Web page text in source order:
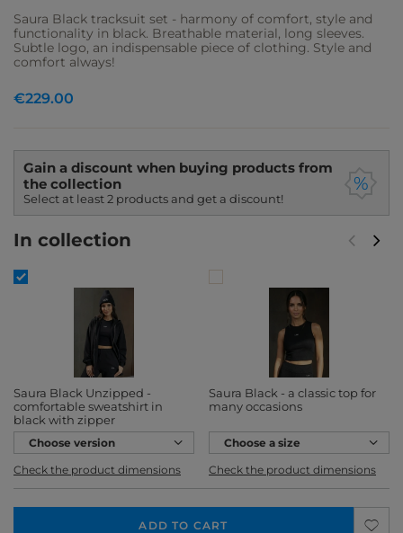
Saura Black tracksuit set - harmony of comfort, style and
functionality in black. Breathable material, long sleeves.
Subtle logo, an indispensable piece of clothing. Style and
comfort always!
Gain a discount when buying products from
the collection
Select at least 2 products and get a discount!
In collection
Saura Black Unzipped -
comfortable sweatshirt in
black with zipper
Choose version
Check the product dimensions
Saura Black - a classic top for
many occasions
Choose a size
Check the product dimensions
ADD TO CART
€229.00